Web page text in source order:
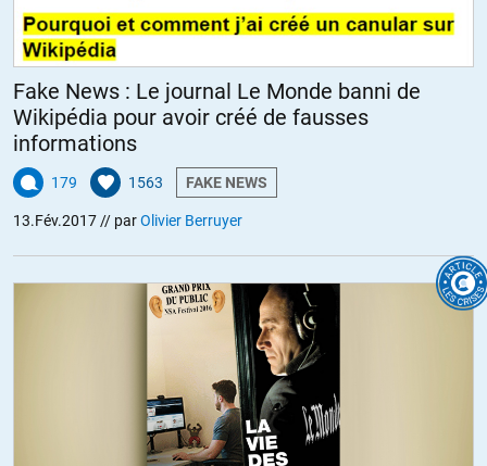
Fake News : Le journal Le Monde banni de
Wikipédia pour avoir créé de fausses
informations
179 1563 FAKE NEWS
13.Fév.2017// parOlivier Berruyer